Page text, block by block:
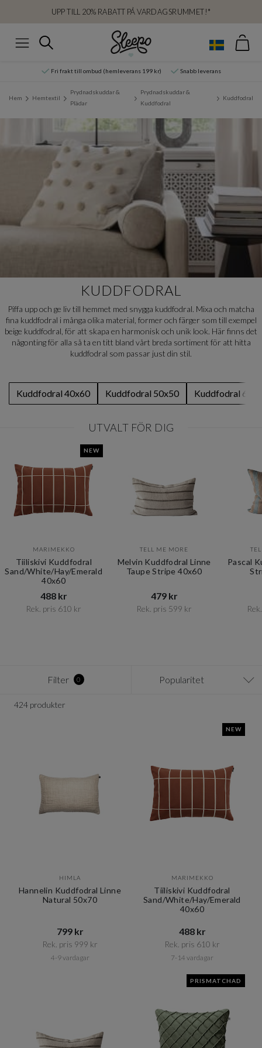
UPP TILL 20% RABATT PÅ VARDAGSRUMMET!*
Sök
Fri frakt till ombud (hemleverans 199 kr) Snabb leverans
Hem Hemtextil
Prydnadskuddar &
Plädar
Prydnadskuddar &
Kuddfodral
Kuddfodral
KUDDFODRAL
Piffa upp och ge liv till hemmet med snygga kuddfodral. Mixa och matcha
fina kuddfodral i många olika material, former och färger som till exempel
beige kuddfodral, för att skapa en harmonisk och unik look. Här finns det
någonting för alla så ta en titt bland vårt breda sortiment för att hitta
kuddfodral som passar just din stil.
Kuddfodral 40x60 Kuddfodral 50x50 Kuddfodral
UTVALT FÖR DIG
NEW
MARIMEKKO
Tiiliskivi Kuddfodral
Sand/White/Hay/Emerald
40x60
488 kr​​
Rek. pris 610 kr​​
TELL ME MORE
Melvin Kuddfodral Linne
Taupe Stripe 40x60
479 kr​​
Rek. pris 599 kr​​
Pascal
Filter 0 Popularitet
424 produkter
HIMLA
Hannelin Kuddfodral Linne
Natural 50x70
799 kr​​
Rek. pris 999 kr​​
4-9 vardagar
NEW
MARIMEKKO
Tiiliskivi Kuddfodral
Sand/White/Hay/Emerald
40x60
488 kr​​
Rek. pris 610 kr​​
7-14 vardagar
PRISMATCHAD